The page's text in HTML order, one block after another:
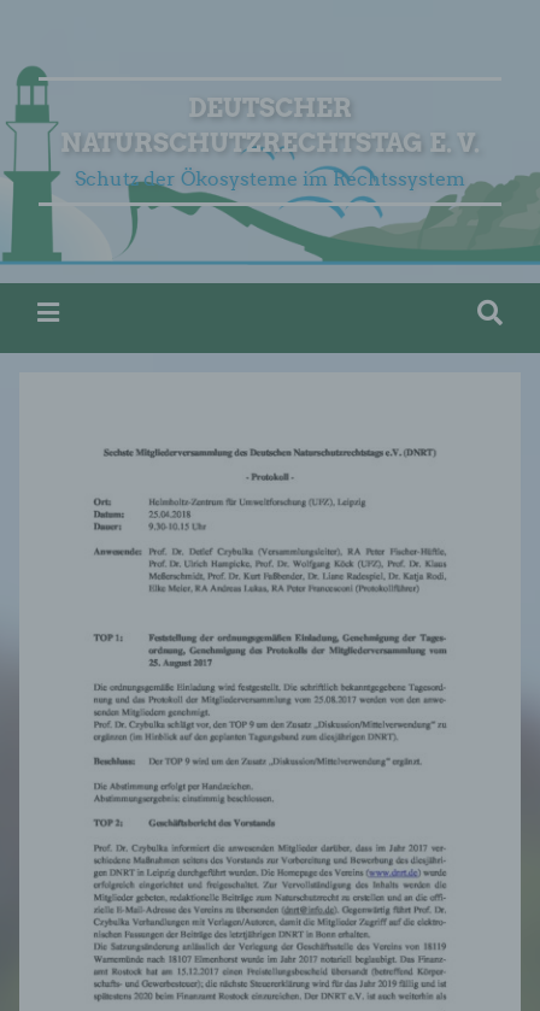
DEUTSCHER
NATURSCHUTZRECHTSTAG E. V.
Schutz der Ökosysteme im Rechtssystem